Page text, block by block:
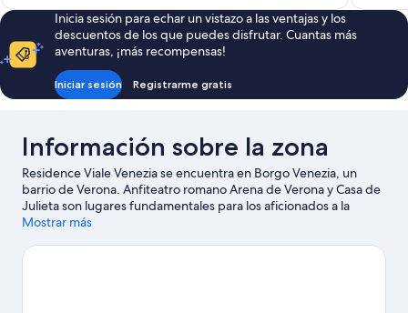
de
84 €
Inicia sesión para echar un vistazo a las ventajas y los
descuentos de los que puedes disfrutar. Cuantas más
aventuras, ¡más recompensas!
Iniciar sesión Registrarme gratis
Información sobre la zona
Residence Viale Venezia se encuentra en Borgo Venezia, un
barrio de Verona. Anfiteatro romano Arena de Verona y Casa de
Julieta son lugares fundamentales para los aficionados a la
cultura; añádelos a tu itinerario junto con Porta Nuova. ¿Te
calendario de Stadio Marcantonio Bentegodi. Si quieres
Mostrar más